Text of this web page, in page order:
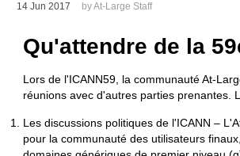
14 Jun 2017 by At-Large Staff
Qu'attendre de la
Lors de l'ICANN59, la communauté At-
réunions avec d'autres parties prenantes.
Les discussions politiques de l'ICANN –
pour la communauté des utilisateurs